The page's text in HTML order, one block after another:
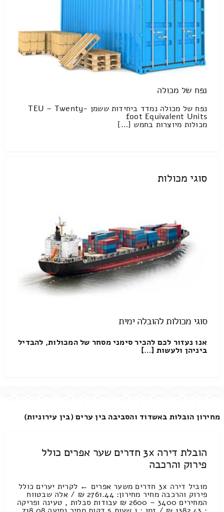
נפח של מכולה
נפח של מכולה נמדד ביחידות ששמן TEU – Twenty-
foot Equivalent Units
מכולות מיוצרות בחמש […]
סוגי מכולות
סוגי מכולות להובלה ימית
אנו נעזור לכם להכיר סימני מסחר של המכולות, להבדיל
ביניהן ולעשות […]
מחירון הובלות באשדוד והסביבה בין ערים (בין עירוניות)
הובלת דירה 3x חדרים שער אפרים כולל
פירוק והרכבה
מוביל דירה 3x חדרים משער אפרים ← לקרית יערים כולל
פירוק והרכבה מחיר מחירון: 2761.44 ₪ / אלה שבטווח
המחירים 3400 – 2600 ₪ עבודות סבלות , טעינה ופריקה